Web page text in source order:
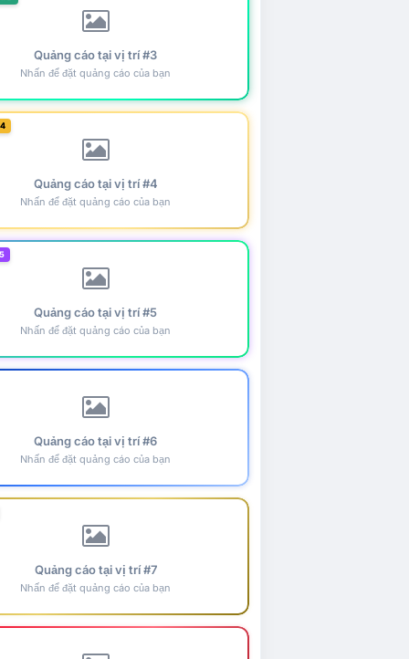
Quảng cáo tại vị trí #3
Nhấn để đặt quảng cáo của bạn
Quảng cáo tại vị trí #4
Nhấn để đặt quảng cáo của bạn
Quảng cáo tại vị trí #5
Nhấn để đặt quảng cáo của bạn
Quảng cáo tại vị trí #6
Nhấn để đặt quảng cáo của bạn
Quảng cáo tại vị trí #7
Nhấn để đặt quảng cáo của bạn